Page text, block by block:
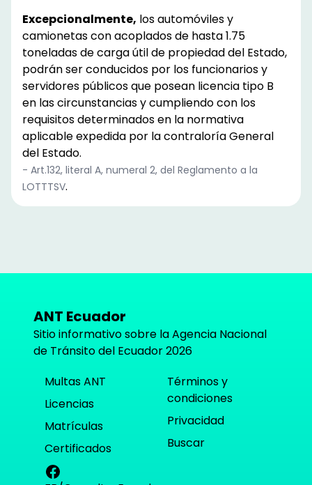
Excepcionalmente, los automóviles y
camionetas con acoplados de hasta 1.75
toneladas de carga útil de propiedad del Estado,
podrán ser conducidos por los funcionarios y
servidores públicos que posean licencia tipo B
en las circunstancias y cumpliendo con los
requisitos determinados en la normativa
aplicable expedida por la contraloría General
del Estado.
- Art.132, literal A, numeral 2, del Reglamento a la
LOTTTSV.
ANT Ecuador
Sitio informativo sobre la Agencia Nacional
de Tránsito del Ecuador2026
Multas ANT
Licencias
Matrículas
Certificados
Términos y
condiciones
Privacidad
Buscar